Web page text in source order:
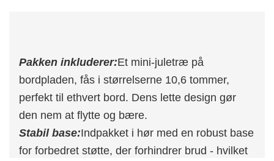
Pakken inkluderer:Et mini-juletræ på
bordpladen, fås i størrelserne 10,6 tommer,
perfekt til ethvert bord. Dens lette design gør
den nem at flytte og bære.
Stabil base:Indpakket i hør med en robust base
for forbedret støtte, der forhindrer brud - hvilket